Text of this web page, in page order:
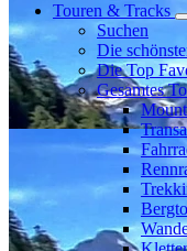
Touren & Tracks
Suchen
Die
Die Top
Gesamtes